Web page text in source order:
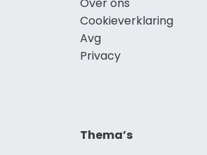
Cookieverklaring
Avg
Privacy
Thema’s